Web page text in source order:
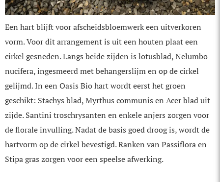
Een hart blijft voor afscheidsbloemwerk een uitverkoren
vorm. Voor dit arrangement is uit een houten plaat een
cirkel gesneden. Langs beide zijden is lotusblad, Nelumbo
nucifera, ingesmeerd met behangerslijm en op de cirkel
gelijmd. In een Oasis Bio hart wordt eerst het groen
geschikt: Stachys blad, Myrthus communis en Acer blad uit
zijde. Santini troschrysanten en enkele anjers zorgen voor
de florale invulling. Nadat de basis goed droog is, wordt de
hartvorm op de cirkel bevestigd. Ranken van Passiflora en
Stipa gras zorgen voor een speelse afwerking.